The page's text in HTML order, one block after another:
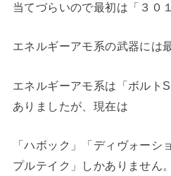
当てづらいので最初は「３０
エネルギーアモ系の武器には
エネルギーアモ系は「ボルト
ありましたが、現在は
「ハボック」「ディヴォーシ
プルテイク」しかありません。